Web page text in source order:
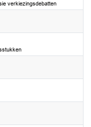
verkiezingsdebatten